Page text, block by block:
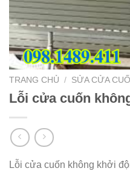
TRANG CHỦ / SỬA CỬA
Lỗi cửa cuốn
Lỗi cửa cuốn không khởi